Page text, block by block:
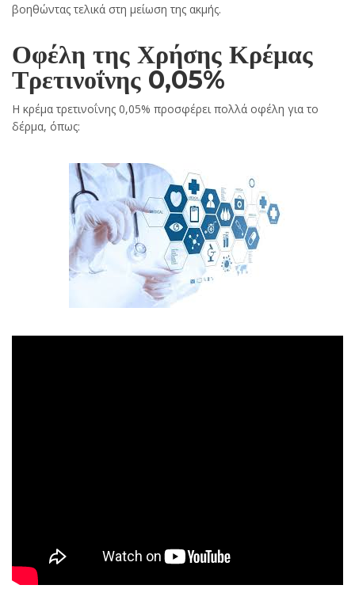
βοηθώντας τελικά στη μείωση της ακμής.
Οφέλη της Χρήσης Κρέμας
Τρετινοΐνης 0,05%
Η κρέμα τρετινοΐνης 0,05% προσφέρει πολλά οφέλη για το
δέρμα, όπως: